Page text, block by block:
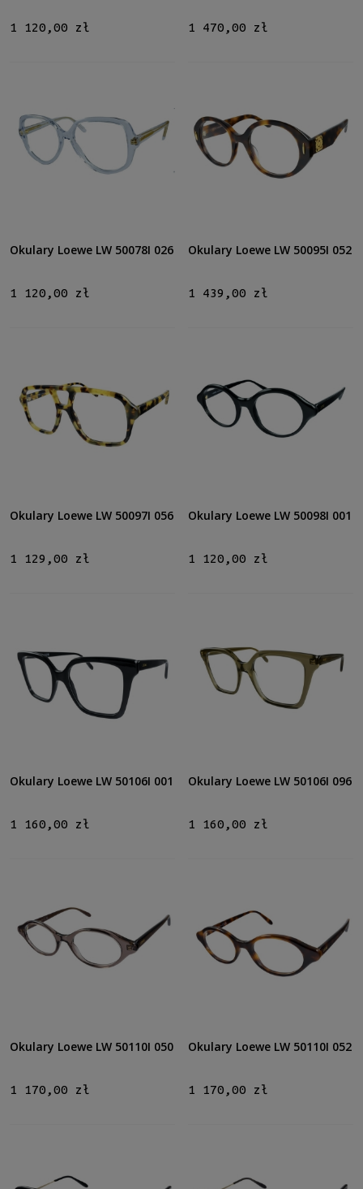
1 120,00 zł 1 470,00 zł
Okulary Loewe LW 50078I 026
1 120,00 zł
Okulary Loewe LW 50095I 052
1 439,00 zł
Okulary Loewe LW 50097I 056
1 129,00 zł
Okulary Loewe LW 50098I 001
1 120,00 zł
Okulary Loewe LW 50106I 001
1 160,00 zł
Okulary Loewe LW 50106I 096
1 160,00 zł
Okulary Loewe LW 50110I 050
1 170,00 zł
Okulary Loewe LW 50110I 052
1 170,00 zł